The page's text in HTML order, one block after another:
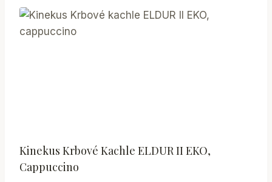
Kinekus Krbové Kachle ELDUR II EKO,
Cappuccino